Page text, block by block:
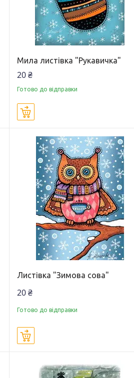
Мила листівка "Рукавичка"
20 ₴
Готово до відправки
Листівка "Зимова сова"
20 ₴
Готово до відправки